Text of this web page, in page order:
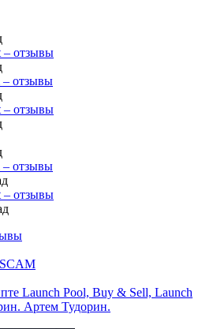
– отзывы
– отзывы
– отзывы
– отзывы
– отзывы
Launch Pool, Buy & Sell, Launch
Артем Тудорин.